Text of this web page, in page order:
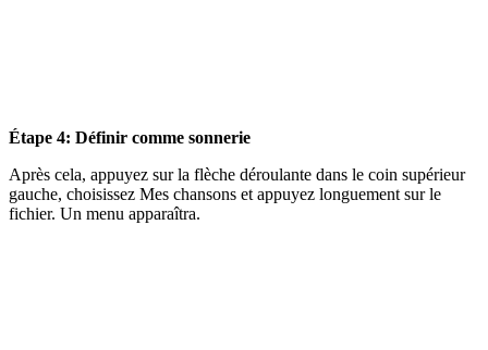
Étape 4: Définir comme sonnerie
Après cela, appuyez sur la flèche déroulante dans le coin supérieur
gauche, choisissez Mes chansons et appuyez longuement sur le
fichier. Un menu apparaîtra.